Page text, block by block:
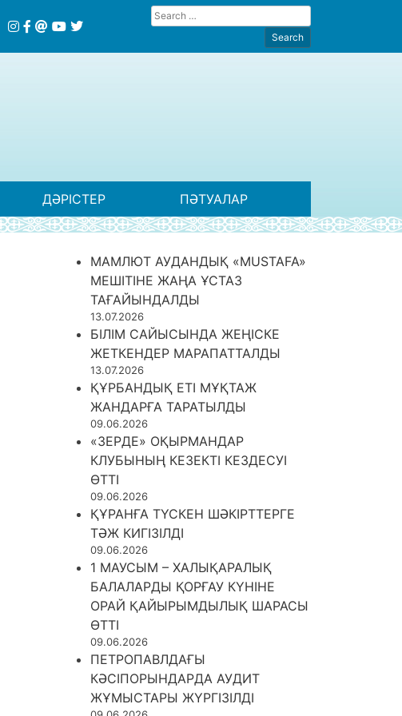
ДӘРІСТЕР ПӘТУАЛАР
МАМЛЮТ АУДАНДЫҚ «MUSTAFA»
МЕШІТІНЕ ЖАҢА ҰСТАЗ
ТАҒАЙЫНДАЛДЫ
13.07.2026
БІЛІМ САЙЫСЫНДА ЖЕҢІСКЕ
ЖЕТКЕНДЕР МАРАПАТТАЛДЫ
13.07.2026
ҚҰРБАНДЫҚ ЕТІ МҰҚТАЖ
ЖАНДАРҒА ТАРАТЫЛДЫ
09.06.2026
«ЗЕРДЕ» ОҚЫРМАНДАР
КЛУБЫНЫҢ КЕЗЕКТІ КЕЗДЕСУІ
ӨТТІ
09.06.2026
ҚҰРАНҒА ТҮСКЕН ШӘКІРТТЕРГЕ
ТӘЖ КИГІЗІЛДІ
09.06.2026
1 МАУСЫМ – ХАЛЫҚАРАЛЫҚ
БАЛАЛАРДЫ ҚОРҒАУ КҮНІНЕ
ОРАЙ ҚАЙЫРЫМДЫЛЫҚ ШАРАСЫ
ӨТТІ
09.06.2026
ПЕТРОПАВЛДАҒЫ
КӘСІПОРЫНДАРДА АУДИТ
ЖҰМЫСТАРЫ ЖҮРГІЗІЛДІ